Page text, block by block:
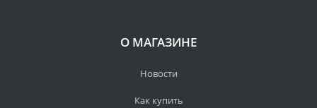
О МАГАЗИНЕ
Новости
Как купить